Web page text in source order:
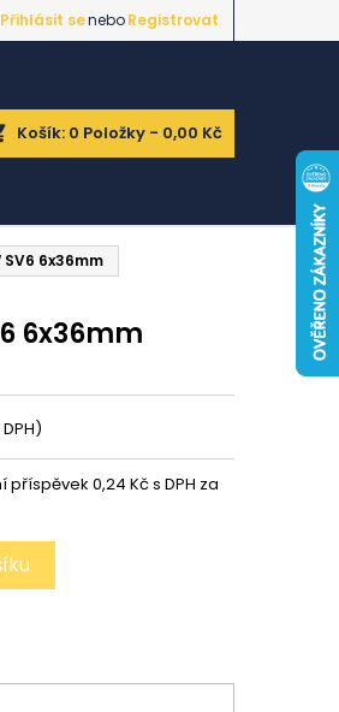
Přihlásit seneboRegistrovat
Košík: 0 Položky - 0,00 Kč
SV6 6x36mm
6x36mm
0,24 Kč s DPH za